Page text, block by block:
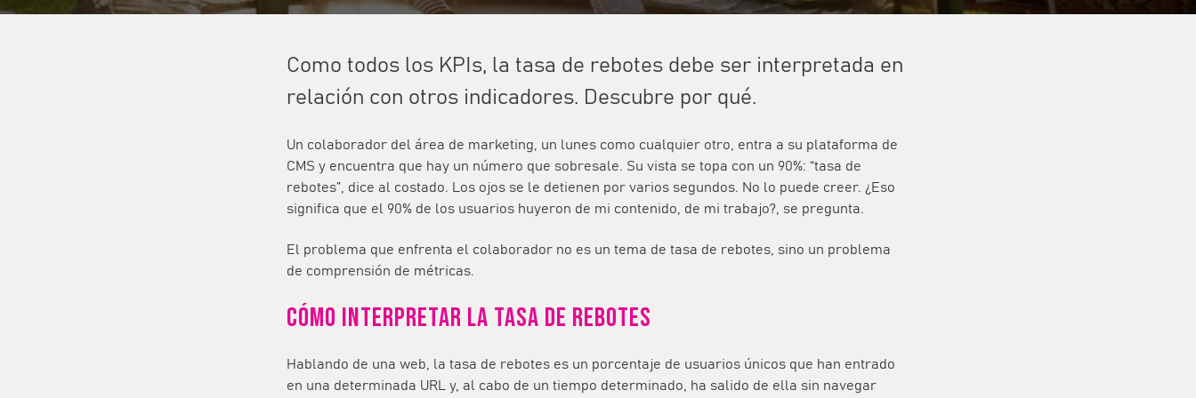
Como todos los KPIs, la tasa de rebotes debe ser interpretada en
relación con otros indicadores. Descubre por qué.
Un colaborador del área de marketing, un lunes como cualquier otro, entra a su plataforma de
CMS y encuentra que hay un número que sobresale. Su vista se topa con un 90%: “tasa de
rebotes”, dice al costado. Los ojos se le detienen por varios segundos. No lo puede creer. ¿Eso
significa que el 90% de los usuarios huyeron de mi contenido, de mi trabajo?, se pregunta.
El problema que enfrenta el colaborador no es un tema de tasa de rebotes, sino un problema
de comprensión de métricas.
Cómo interpretar la tasa de rebotes
Hablando de una web, la tasa de rebotes es un porcentaje de usuarios únicos que han entrado
en una determinada URL y, al cabo de un tiempo determinado, ha salido de ella sin navegar